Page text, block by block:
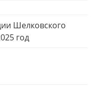
Шелковского
год